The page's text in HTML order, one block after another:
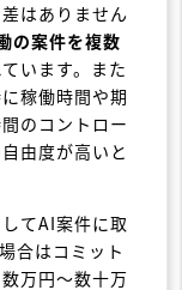
はありません
の案件を複数
います。また
稼働時間や期
のコントロー
由度が高いと
してAI案件に取
合はコミット
万円～数十万